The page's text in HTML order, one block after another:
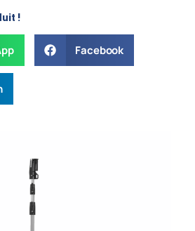
!
Facebook